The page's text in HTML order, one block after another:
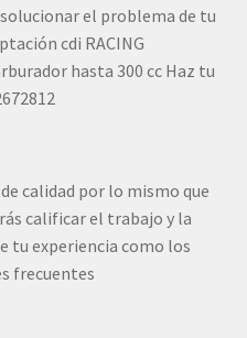
el problema de tu
cdi RACING
hasta 300 cc Haz tu
calidad por lo mismo que
calificar el trabajo y la
tu experiencia como los
frecuentes